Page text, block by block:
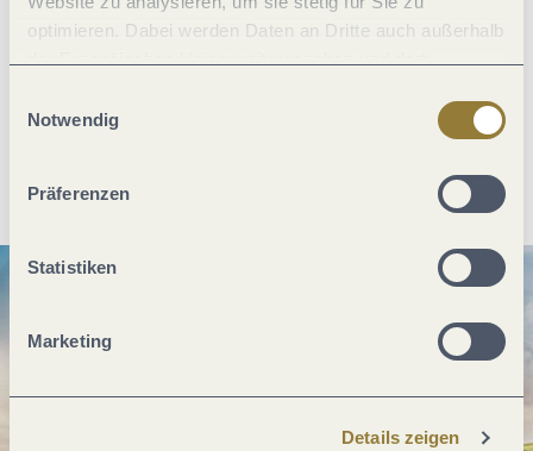
optimieren. Dabei werden Daten an Dritte auch außerhalb
jederzeit widerrufen werden. Mit der Auswahl "Alle
ablehnen" kann es zu Beeinträchtigungen in der Nutzung
Notwendig
Präferenzen
Statistiken
Marketing
Details zeigen
PDF erzeugen